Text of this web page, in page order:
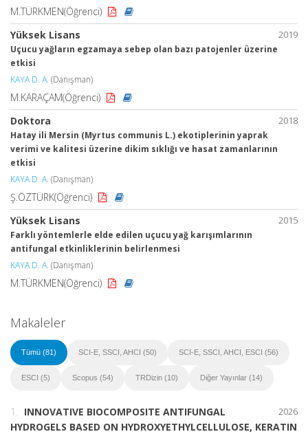
M.TÜRKMEN(Öğrenci)
2019
Yüksek Lisans
Uçucu yağların egzamaya sebep olan bazı patojenler üzerine
etkisi
KAYA D. A. (Danışman)
M.KARAÇAM(Öğrenci)
2018
Doktora
Hatay ili Mersin (Myrtus communis L.) ekotiplerinin yaprak
verimi ve kalitesi üzerine dikim sıklığı ve hasat zamanlarının
etkisi
KAYA D. A. (Danışman)
Ş.ÖZTÜRK(Öğrenci)
2015
Yüksek Lisans
Farklı yöntemlerle elde edilen uçucu yağ karışımlarının
antifungal etkinliklerinin belirlenmesi
KAYA D. A. (Danışman)
M.TÜRKMEN(Öğrenci)
Makaleler
Tümü (81) SCI-E, SSCI, AHCI (50) SCI-E, SSCI, AHCI, ESCI (56)
ESCI (5) Scopus (54) TRDizin (10) Diğer Yayınlar (14)
2026
1. INNOVATIVE BIOCOMPOSITE ANTIFUNGAL
HYDROGELS BASED ON HYDROXYETHYLCELLULOSE, KERATIN